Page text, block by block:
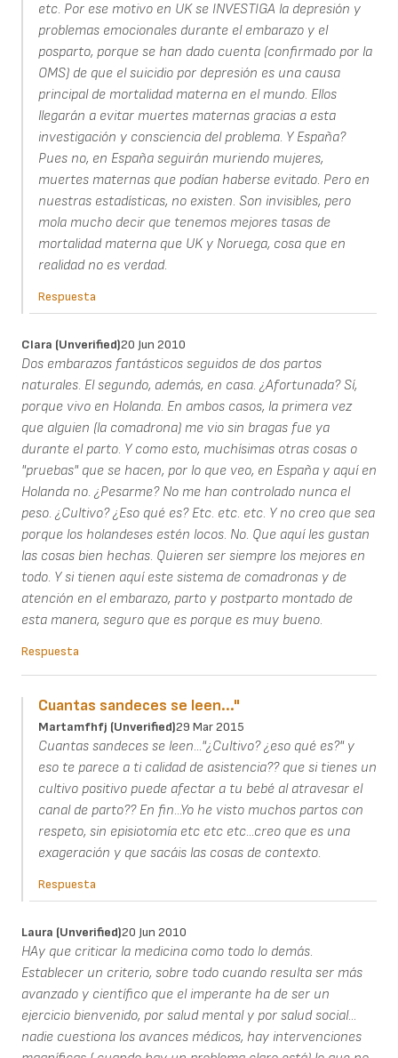
etc. Por ese motivo en UK se INVESTIGA la depresión y
problemas emocionales durante el embarazo y el
posparto, porque se han dado cuenta (confirmado por la
OMS) de que el suicidio por depresión es una causa
principal de mortalidad materna en el mundo. Ellos
llegarán a evitar muertes maternas gracias a esta
investigación y consciencia del problema. Y España?
Pues no, en España seguirán muriendo mujeres,
muertes maternas que podían haberse evitado. Pero en
nuestras estadísticas, no existen. Son invisibles, pero
mola mucho decir que tenemos mejores tasas de
mortalidad materna que UK y Noruega, cosa que en
realidad no es verdad.
Respuesta
Clara (unverified)20 Jun 2010
Dos embarazos fantásticos seguidos de dos partos
naturales. El segundo, además, en casa. ¿Afortunada? Sí,
porque vivo en Holanda. En ambos casos, la primera vez
que alguien (la comadrona) me vio sin bragas fue ya
durante el parto. Y como esto, muchísimas otras cosas o
"pruebas" que se hacen, por lo que veo, en España y aquí en
Holanda no. ¿Pesarme? No me han controlado nunca el
peso. ¿Cultivo? ¿Eso qué es? Etc. etc. etc. Y no creo que sea
porque los holandeses estén locos. No. Que aquí les gustan
las cosas bien hechas. Quieren ser siempre los mejores en
todo. Y si tienen aquí este sistema de comadronas y de
atención en el embarazo, parto y postparto montado de
esta manera, seguro que es porque es muy bueno.
Respuesta
Cuantas sandeces se leen..."
Martamfhfj (unverified)29 Mar 2015
Cuantas sandeces se leen..."¿Cultivo? ¿eso qué es?" y
eso te parece a ti calidad de asistencia?? que si tienes un
cultivo positivo puede afectar a tu bebé al atravesar el
canal de parto?? En fin...Yo he visto muchos partos con
respeto, sin episiotomía etc etc etc...creo que es una
exageración y que sacáis las cosas de contexto.
Respuesta
Laura (unverified)20 Jun 2010
HAy que criticar la medicina como todo lo demás.
Establecer un criterio, sobre todo cuando resulta ser más
avanzado y científico que el imperante ha de ser un
ejercicio bienvenido, por salud mental y por salud social...
nadie cuestiona los avances médicos, hay intervenciones